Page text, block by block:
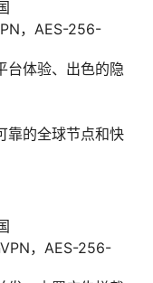
，AES-256-
台体验、出色的隐
靠的全球节点和快
，AES-256-